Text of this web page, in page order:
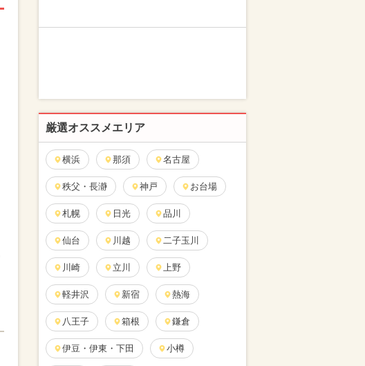
厳選オススメエリア
横浜 那須 名古屋
秩父・長瀞 神戸 お台場
札幌 日光 品川
仙台 川越 二子玉川
川崎 立川 上野
軽井沢 新宿 熱海
八王子 箱根 鎌倉
伊豆・伊東・下田 小樽